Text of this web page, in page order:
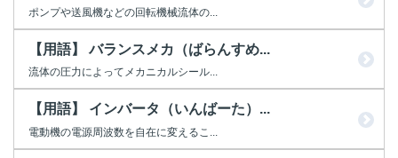
ポンプや送風機などの回転機械流体の...
【用語】 バランスメカ（ばらんすめ...
流体の圧力によってメカニカルシール...
【用語】 インバータ（いんばーた）...
電動機の電源周波数を自在に変えるこ...